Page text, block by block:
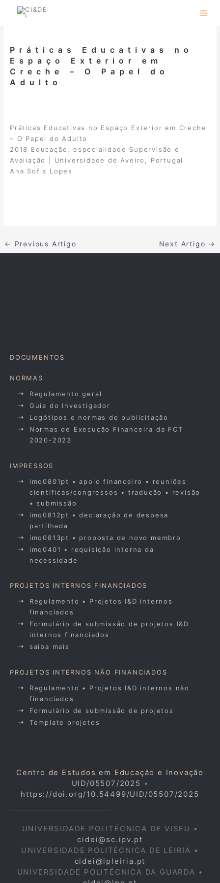
Práticas Educativas no
Espaço Exterior em
Creche – O Papel do
Adulto
Práticas Educativas no Espaço Exterior em Creche
– O Papel do Adulto
2018 Educação, especialidade Supervisão e
Avaliação | Universidade de Aveiro, Portugal
Ana Sofia Lopes
← Previous Artigo Next Artigo →
DOCUMENTOS
NORMAS
Regulamento geral
Guia do Investigador
Logótipos e normas de publicitação
Normas de Execução Financeira da FCT
2020-2023
IMPRESSOS
imq0801pt • apoio financeiro • reuniões
científicas/congressos • tradução • revisão
• submissão
imq0812pt • declaração de despesa
partilhada
imq0813pt • proposta de novo membro
imq0401 • requisição interna da
necessidade
PROJETOS INTERNOS FINANCIADOS
Regulamento • Projetos I&D internos
financiados
Formulário de submissão de projetos I&D
internos financiados
saiba mais
PROJETOS INTERNOS NÃO FINANCIADOS
Regulamento • Projetos I&D internos não
financiados
Formulário de submissão de projetos
Template projetos
Centro de Estudos em Educação e Inovação
UID/05507/2025 •
https://doi.org/10.54499/UID/05507/2025
UNIVERSIDADE POLITÉCNICA DE VISEU •
cidei@sc.ipv.pt
UNIVERSIDADE POLITÉCNICA DE LEIRIA •
cidei@ipleiria.pt
UNIVERSIDADE POLITÉCNICA DA GUARDA •